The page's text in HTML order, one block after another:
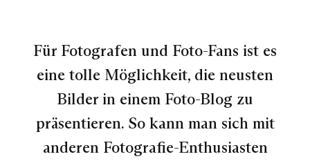
Für Fotografen und Foto-Fans ist es
eine tolle Möglichkeit, die neusten
Bilder in einem Foto-Blog zu
präsentieren. So kann man sich mit
anderen Fotografie-Enthusiasten